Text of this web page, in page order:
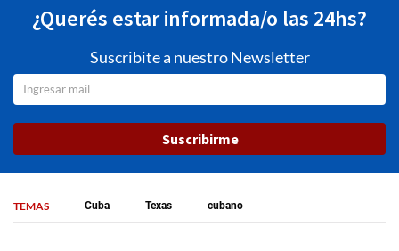
¿Querés estar informada/o las 24hs?
Suscribite a nuestro Newsletter
Suscribirme
TEMAS Cuba Texas cubano